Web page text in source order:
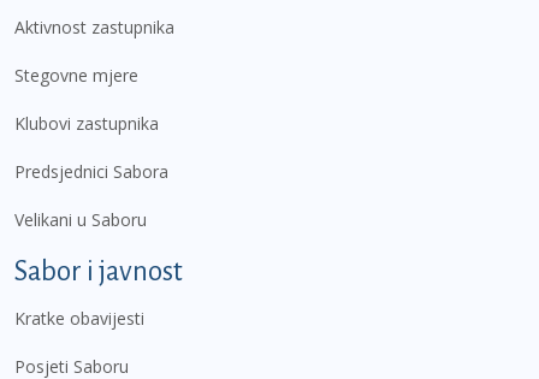
Aktivnost zastupnika
Stegovne mjere
Klubovi zastupnika
Predsjednici Sabora
Velikani u Saboru
Sabor i javnost
Kratke obavijesti
Posjeti Saboru